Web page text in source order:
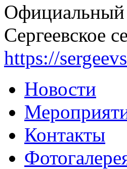
Официальный
Сергеевское
https://
Новости
Контакты